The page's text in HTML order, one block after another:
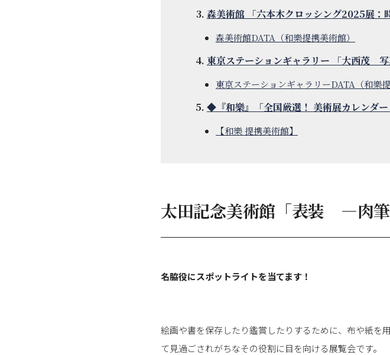
森美術館 「六本木クロッシング2025展：
森美術館DATA（和樂提携美術館）
東京ステーションギャラリー 「大西茂
東京ステーションギャラリーDATA（和樂提
◆『和樂』「全国厳選！ 美術展カレンダー
【和樂 提携美術館】
太田記念美術館「表装 ―肉
名脇役にスポットライトを当てます！
絵画や書を保存したり鑑賞したりするために、布や紙を
て見過ごされがちなその役割に目を向ける展覧会です。